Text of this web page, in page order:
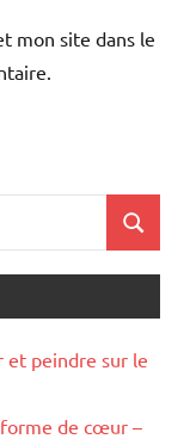
mon site dans le
et peindre sur le
de cœur –